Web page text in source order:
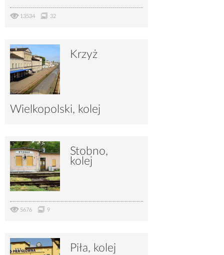
13534 32
Krzyż
Wielkopolski, kolej
12325 32
Stobno,
kolej
5676 9
Piła, kolej